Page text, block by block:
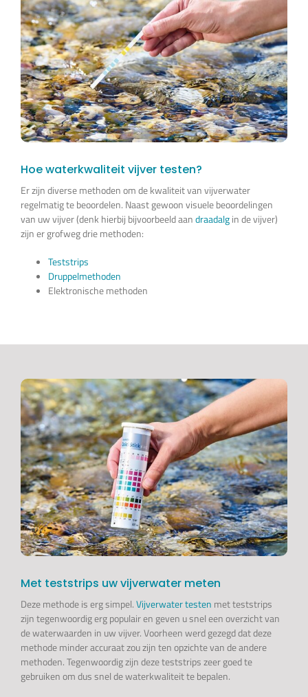
Hoe waterkwaliteit vijver testen?
Er zijn diverse methoden om de kwaliteit van vijverwater
regelmatig te beoordelen. Naast gewoon visuele beoordelingen
van uw vijver (denk hierbij bijvoorbeeld aandraadalgin de vijver)
zijn er grofweg drie methoden:
Teststrips
Druppelmethoden
Elektronische methoden
Met teststrips uw vijverwater meten
Deze methode is erg simpel.Vijverwater testen met teststrips
zijn tegenwoordig erg populair en geven u snel een overzicht van
de waterwaarden in uw vijver. Voorheen werd gezegd dat deze
methode minder accuraat zou zijn ten opzichte van de andere
methoden. Tegenwoordig zijn deze teststrips zeer goed te
gebruiken om dus snel de waterkwaliteit te bepalen.